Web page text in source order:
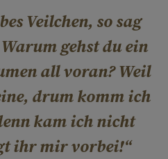
Veilchen, so sag
gehst du ein
all voran? Weil
drum komm ich
kam ich nicht
ihr mir vorbei!